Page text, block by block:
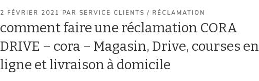
PUBLIÉ
2 FÉVRIER 2021 PAR SERVICE CLIENTS / RÉCLAMATION
comment faire une réclamation CORA
DRIVE – cora – Magasin, Drive, courses en
ligne et livraison à domicile